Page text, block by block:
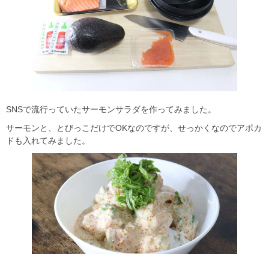
SNSで流行っていたサーモンサラダを作ってみました。
サーモンと、とびっこだけでOKなのですが、せっかくなのでアボカ
ドも入れてみました。